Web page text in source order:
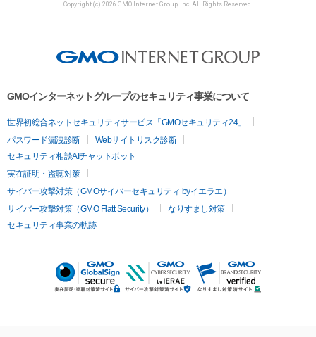
Copyright (c) 2026 GMO Internet Group, Inc. All Rights Reserved.
GMOインターネットグループのセキュリティ事業について
世界初総合ネットセキュリティサービス「GMOセキュリティ24」
パスワード漏洩診断
Webサイトリスク診断
セキュリティ相談AIチャットボット
実在証明・盗聴対策
サイバー攻撃対策（GMOサイバーセキュリティ byイエラエ）
サイバー攻撃対策（GMO Flatt Security）
なりすまし対策
セキュリティ事業の軌跡